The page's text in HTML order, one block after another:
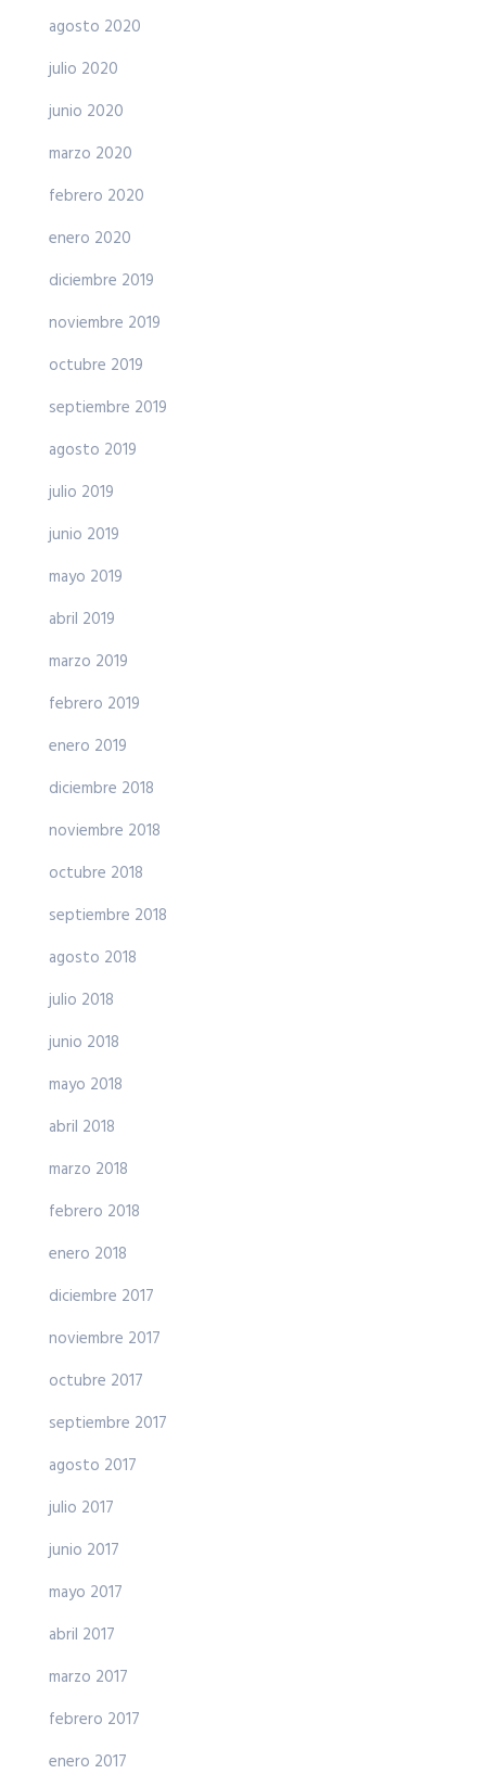
agosto 2020
julio 2020
junio 2020
marzo 2020
febrero 2020
enero 2020
diciembre 2019
noviembre 2019
octubre 2019
septiembre 2019
agosto 2019
julio 2019
junio 2019
mayo 2019
abril 2019
marzo 2019
febrero 2019
enero 2019
diciembre 2018
noviembre 2018
octubre 2018
septiembre 2018
agosto 2018
julio 2018
junio 2018
mayo 2018
abril 2018
marzo 2018
febrero 2018
enero 2018
diciembre 2017
noviembre 2017
octubre 2017
septiembre 2017
agosto 2017
julio 2017
junio 2017
mayo 2017
abril 2017
marzo 2017
febrero 2017
enero 2017